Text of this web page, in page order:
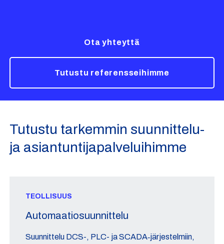
Ota yhteyttä
Tutustu referensseihimme
Tutustu tarkemmin suunnittelu-
ja asiantuntijapalveluihimme
TEOLLISUUS
Automaatiosuunnittelu
Suunnittelu DCS-, PLC- ja SCADA‑järjestelmiin,